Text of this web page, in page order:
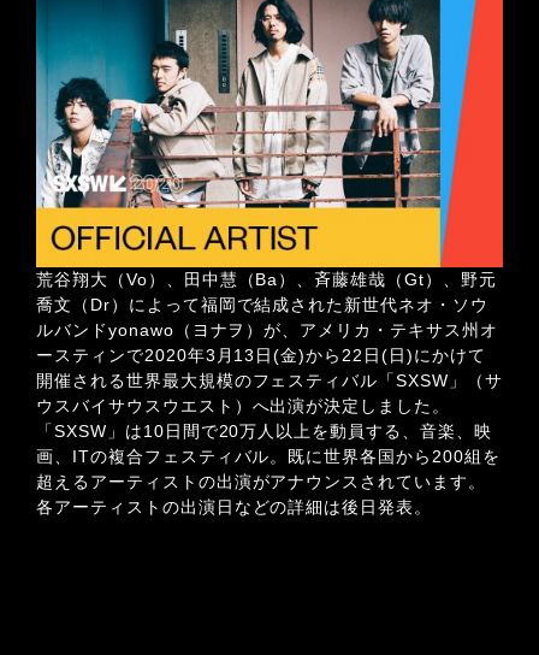
荒谷翔大（Vo）、田中慧（Ba）、斉藤雄哉（Gt）、野元
喬文（Dr）によって福岡で結成された新世代ネオ・ソウ
ルバンドyonawo（ヨナヲ）が、アメリカ・テキサス州オ
ースティンで2020年3月13日(金)から22日(日)にかけて
開催される世界最大規模のフェスティバル「SXSW」（サ
ウスバイサウスウエスト）へ出演が決定しました。
「SXSW」は10日間で20万人以上を動員する、音楽、映
画、ITの複合フェスティバル。既に世界各国から200組を
超えるアーティストの出演がアナウンスされています。
各アーティストの出演日などの詳細は後日発表。